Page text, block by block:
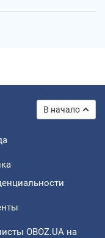
В начало
OBOZ.UA на